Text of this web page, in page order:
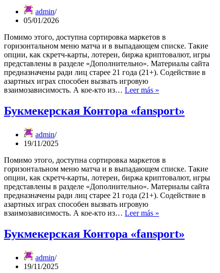
admin
05/01/2026
Помимо этого, доступна сортировка маркетов в
горизонтальном меню матча и в выпадающем списке. Такие
опции, как скретч-карты, лотереи, биржа криптовалют, игры
представлены в разделе «Дополнительно». Материалы сайта
предназначены ради лиц старее 21 года (21+). Содействие в
азартных играх способен вызвать игровую
взаимозависимость. А кое-кто из… Leer más »
«fansport»
Букмекерская Контора «fansport»
admin
19/11/2025
Помимо этого, доступна сортировка маркетов в
горизонтальном меню матча и в выпадающем списке. Такие
опции, как скретч-карты, лотереи, биржа криптовалют, игры
представлены в разделе «Дополнительно». Материалы сайта
предназначены ради лиц старее 21 года (21+). Содействие в
азартных играх способен вызвать игровую
взаимозависимость. А кое-кто из… Leer más »
«fansport»
Букмекерская Контора «fansport»
admin
19/11/2025